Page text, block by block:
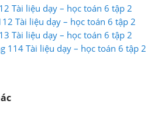
Tài liệu dạy – học toán 6 tập 2
Tài liệu dạy – học toán 6 tập 2
Tài liệu dạy – học toán 6 tập 2
114 Tài liệu dạy – học toán 6 tập 2